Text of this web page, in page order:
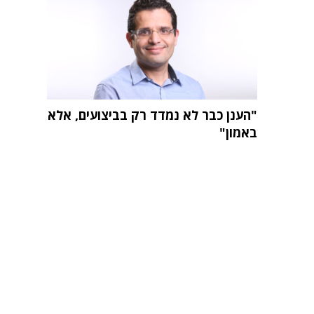
"הענן כבר לא נמדד רק בביצועים, אלא
באמון"